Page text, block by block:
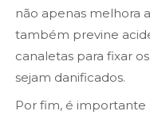
não apenas melhora
também previne
canaletas para fixar
sejam danificados.
Por fim, é